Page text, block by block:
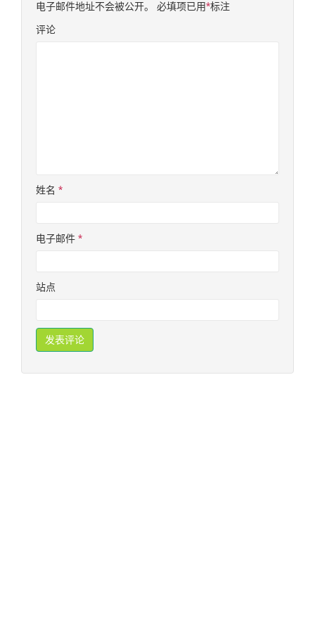
电子邮件地址不会被公开。 必填项已用*标注
评论
姓名 *
电子邮件 *
站点